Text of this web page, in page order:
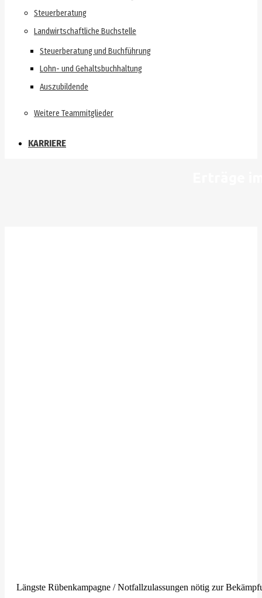
Steuerberatung
Landwirtschaftliche Buchstelle
Steuerberatung und Buchführung
Lohn- und Gehaltsbuchhaltung
Auszubildende
Weitere Teammitglieder
KARRIERE
Längste Rübenkampagne / Notfallzulassungen nötig zur